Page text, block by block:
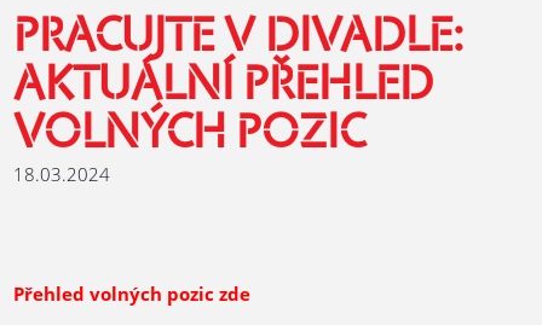
PRACUJTE V DIVADLE:
AKTUÁLNÍ PŘEHLED
VOLNÝCH POZIC
18.03.2024
Přehled volných pozic zde